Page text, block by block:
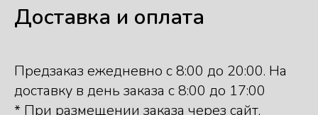
Доставка и оплата
Предзаказ ежедневно с 8:00 до 20:00. На
доставку в день заказа с 8:00 до 17:00
* При размещении заказа через сайт,